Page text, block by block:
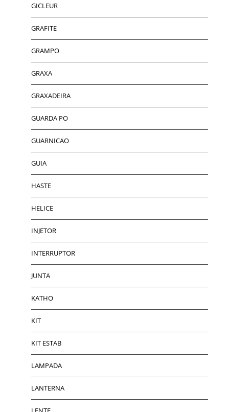
GICLEUR
GRAFITE
GRAMPO
GRAXA
GRAXADEIRA
GUARDA PO
GUARNICAO
GUIA
HASTE
HELICE
INJETOR
INTERRUPTOR
JUNTA
KATHO
KIT
KIT ESTAB
LAMPADA
LANTERNA